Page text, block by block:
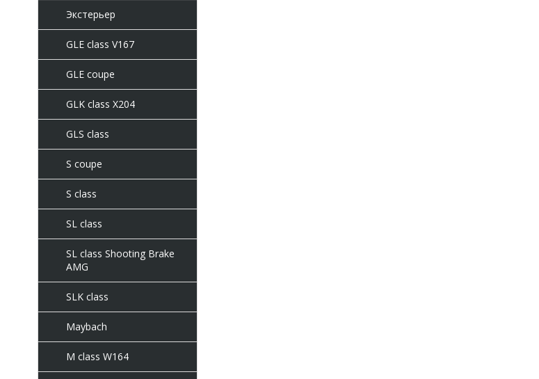
Экстерьер
GLE class V167
GLE coupe
GLK class X204
GLS class
S coupe
S class
SL class
SL class Shooting Brake
AMG
SLK class
Maybach
M class W164